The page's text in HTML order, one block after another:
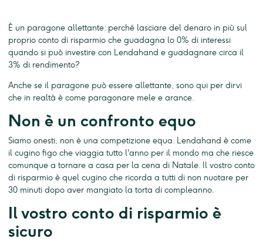
È un paragone allettante: perché lasciare del denaro in più sul
proprio conto di risparmio che guadagna lo 0% di interessi
quando si può investire con Lendahand e guadagnare circa il
3% di rendimento?
Anche se il paragone può essere allettante, sono qui per dirvi
che in realtà è come paragonare mele e arance.
Non è un confronto equo
Siamo onesti, non è una competizione equa. Lendahand è come
il cugino figo che viaggia tutto l'anno per il mondo ma che riesce
comunque a tornare a casa per la cena di Natale. Il vostro conto
di risparmio è quel cugino che ricorda a tutti di non nuotare per
30 minuti dopo aver mangiato la torta di compleanno.
Il vostro conto di risparmio è
sicuro